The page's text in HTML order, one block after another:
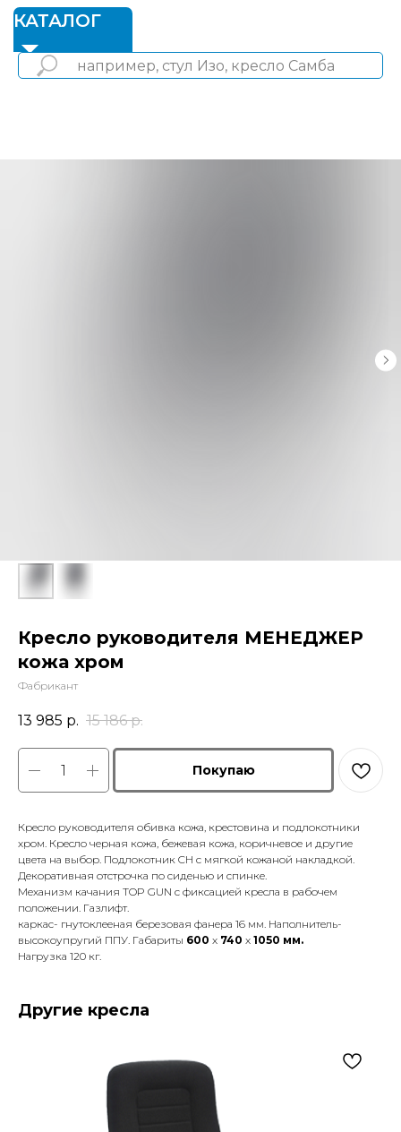
КАТАЛОГ
Кресло руководителя МЕНЕДЖЕР
кожа хром
Фабрикант
13 985 р. 15 186 р.
Покупаю
Кресло руководителя обивка кожа, крестовина и подлокотники
хром. Кресло черная кожа, бежевая кожа, коричневое и другие
цвета на выбор. Подлокотник CH с мягкой кожаной накладкой.
Декоративная отстрочка по сиденью и спинке.
Механизм качания TOP GUN с фиксацией кресла в рабочем
положении. Газлифт.
каркас- гнутоклееная березовая фанера 16 мм. Наполнитель-
высокоупругий ППУ. Габариты 600 x 740 x 1050 мм.
Нагрузка 120 кг.
Другие кресла